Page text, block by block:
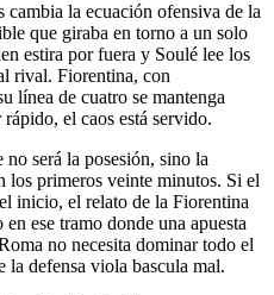
cambia la ecuación ofensiva de la
que giraba en torno a un solo
estira por fuera y Soulé lee los
rival. Fiorentina, con
línea de cuatro se mantenga
el caos está servido.
será la posesión, sino la
los primeros veinte minutos. Si el
inicio, el relato de la Fiorentina
ese tramo donde una apuesta
no necesita dominar todo el
la defensa viola bascula mal.